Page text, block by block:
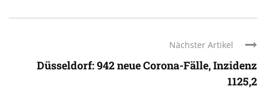
Nächster Artikel
Düsseldorf: 942 neue Corona-Fälle, Inzidenz
1125,2